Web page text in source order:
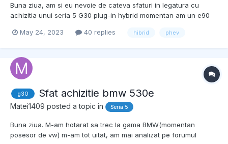
Buna ziua, am si eu nevoie de cateva sfaturi in legatura cu
achizitia unui seria 5 G30 plug-in hybrid momentan am un e90
naveta 120km (total, tur retur) As dori sa trec la G30 hybrid in
May 24, 2023 40 replies hibrid phev
g30 Sfat achizitie bmw 530e
Matei1409 posted a topic in Seria 5
Buna ziua. M-am hotarat sa trec la gama BMW(momentan
posesor de vw) m-am tot uitat, am mai analizat pe forumul